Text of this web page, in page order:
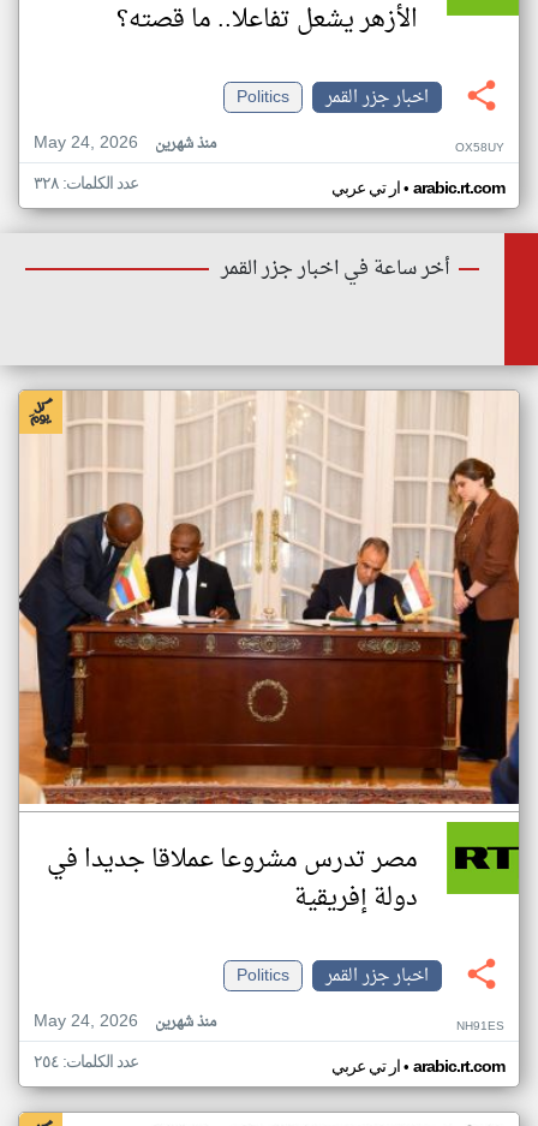
الأزهر يشعل تفاعلا.. ما قصته؟
اخبار جزر القمر
Politics
May 24, 2026
منذ شهرين OX58UY
ار تي عربي• arabic.rt.com عدد الكلمات: ٣٢٨
أخر ساعة في اخبار جزر القمر
مصر تدرس مشروعا عملاقا جديدا في
دولة إفريقية
اخبار جزر القمر
Politics
May 24, 2026
منذ شهرين NH91ES
ار تي عربي• arabic.rt.com عدد الكلمات: ٢٥٤